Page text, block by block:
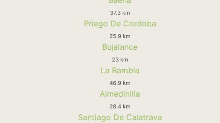
37.3 km
Priego De Cordoba
25.9 km
Bujalance
23 km
La Rambla
46.9 km
Almedinilla
28.4 km
Santiago De Calatrava